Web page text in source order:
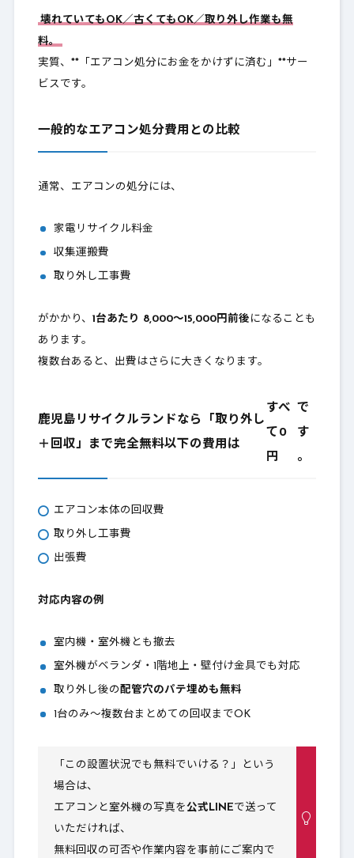
壊れていてもOK／古くてもOK／取り外し作業も無
料。
実質、**「エアコン処分にお金をかけずに済む」**サー
ビスです。
一般的なエアコン処分費用との比較
通常、エアコンの処分には、
家電リサイクル料金
収集運搬費
取り外し工事費
がかかり、 1台あたり 8,000〜15,000円前後 になることも
あります。
複数台あると、出費はさらに大きくなります。
鹿児島リサイクルランドなら「取り外し
＋回収」まで完全無料以下の費用は
すべ
て0
円
で
す
。
エアコン本体の回収費
取り外し工事費
出張費
対応内容の例
室内機・室外機とも撤去
室外機がベランダ・1階地上・壁付け金具でも対応
取り外し後の 配管穴のパテ埋めも無料
1台のみ〜複数台まとめての回収までOK
「この設置状況でも無料でいける？」という
場合は、
エアコンと室外機の写真を公式LINEで送って
いただければ、
無料回収の可否や作業内容を事前にご案内で